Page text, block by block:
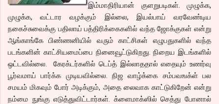
இம்மாதிரியான் குளறுபடிகள். முழுக்க,
முழுக்க, வட்டார வழக்கும் இல்லை, இயல்பாய் வரவேண்டிய
நகைச்சுவைக்கு பதிலாய் பத்திரிக்கைகளில் வந்த ஜோக்குகள் என்று
ஆங்காங்கே பிண்ணனியில் வரும் காட்சிகள் எழுபதுகளில் வந்த
படங்களின் காட்சியமைப்பை நினைவூட்டுகிறது. நிறைய இடங்களில்
ஒட்டவில்லை. கேரக்டர்களில் டெப்த் இல்லாததால் எதையும் உணர்வு
பூர்வமாய் பார்க்க முடியவில்லை. நிஜ வாழ்க்கை சம்பவஙக்ள் பல
சமயம் மிகவும் போர் அடிக்கும், அதை லைவாக காட்டுகிறேன் என்று
நம்மை நுங்கு எடுத்துவிட்டார்கள். க்ளைமாக்ஸில் செத்து போனால்